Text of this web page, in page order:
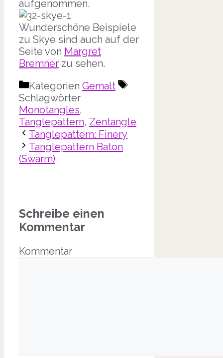
aufgenommen.
Wunderschöne Beispiele
zu Skye sind auch auf der
Seite von Margret
Bremner zu sehen.
Kategorien Gemalt
Schlagwörter
Monotangles,
Tanglepattern, Zentangle
Tanglepattern: Finery
Tanglepattern Baton
(Swarm)
Schreibe einen
Kommentar
Kommentar